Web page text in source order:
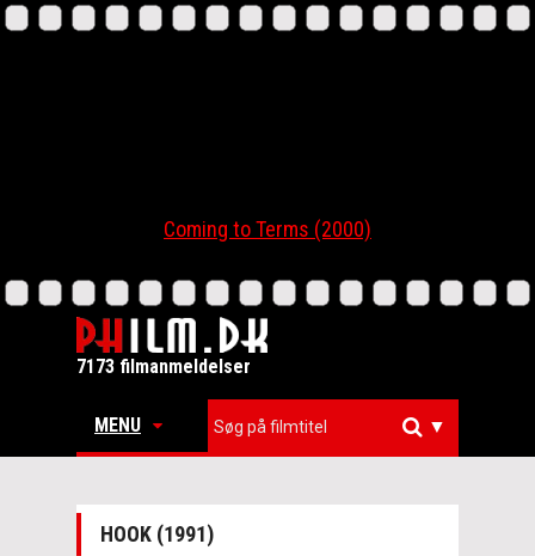
Coming to Terms (2000)
7173 filmanmeldelser
MENU ▼
HOOK (1991)